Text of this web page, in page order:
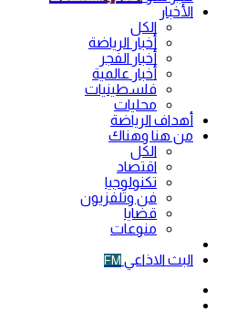
الأخبار
الكل
أخبار الرياضة
أخبار الفجر
أخبار عالمية
فلسطينيات
محليات
أهداف الرياضة
من هنا وهناك
الكل
اقتصاد
تكنولوجيا
فن وتلفزيون
قضايا
منوعات
البث الاذاعي FM